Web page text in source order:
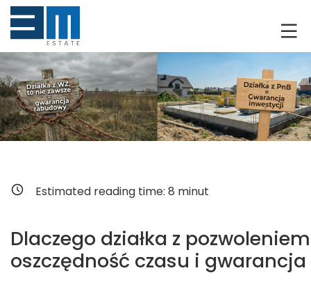
O NAS
KLIENCI
GRUNTY
NIERUCHOMOŚCI
KREDYTOWANIE
Estimated reading time: 8 minut
Dlaczego działka z
oszczędność czasu i